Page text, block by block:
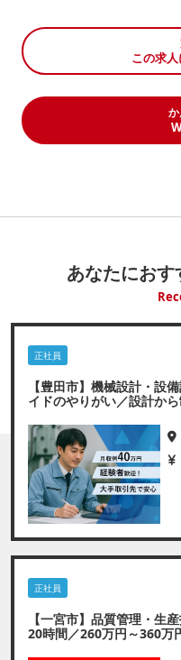
この求
あなたにお
正社員
【豊田市】機械設計・設
イドのやりがい／設計か
正社員
【一宮市】品質管理・生
20時間／260万円～360万